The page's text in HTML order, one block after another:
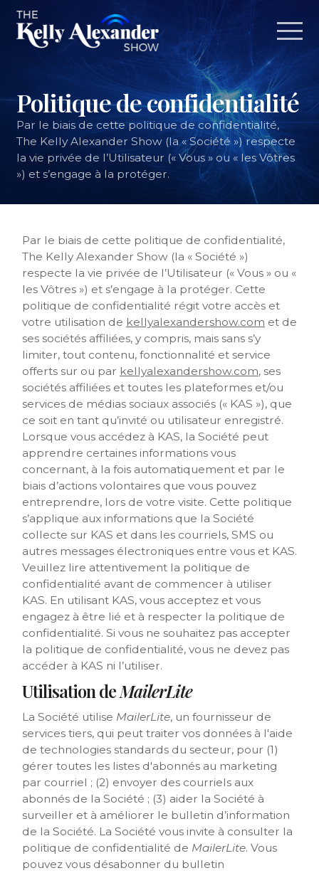
Politique de confidentialité
Par le biais de cette politique de confidentialité,
The Kelly Alexander Show (la « Société ») respecte
la vie privée de l’Utilisateur (« Vous » ou « les Vôtres
») et s’engage à la protéger.
Par le biais de cette politique de confidentialité,
The Kelly Alexander Show (la « Société »)
respecte la vie privée de l’Utilisateur (« Vous » ou «
les Vôtres ») et s’engage à la protéger. Cette
politique de confidentialité régit votre accès et
votre utilisation de kellyalexandershow.com et de
ses sociétés affiliées, y compris, mais sans s’y
limiter, tout contenu, fonctionnalité et service
offerts sur ou par kellyalexandershow.com, ses
sociétés affiliées et toutes les plateformes et/ou
services de médias sociaux associés (« KAS »), que
ce soit en tant qu’invité ou utilisateur enregistré.
Lorsque vous accédez à KAS, la Société peut
apprendre certaines informations vous
concernant, à la fois automatiquement et par le
biais d’actions volontaires que vous pouvez
entreprendre, lors de votre visite. Cette politique
s’applique aux informations que la Société
collecte sur KAS et dans les courriels, SMS ou
autres messages électroniques entre vous et KAS.
Veuillez lire attentivement la politique de
confidentialité avant de commencer à utiliser
KAS. En utilisant KAS, vous acceptez et vous
engagez à être lié et à respecter la politique de
confidentialité. Si vous ne souhaitez pas accepter
la politique de confidentialité, vous ne devez pas
accéder à KAS ni l’utiliser.
Utilisation deMailerLite
La Société utilise MailerLite, un fournisseur de
services tiers, qui peut traiter vos données à l'aide
de technologies standards du secteur, pour (1)
gérer toutes les listes d'abonnés au marketing
par courriel ; (2) envoyer des courriels aux
abonnés de la Société ; (3) aider la Société à
surveiller et à améliorer le bulletin d’information
de la Société. La Société vous invite à consulter la
politique de confidentialité de MailerLite. Vous
pouvez vous désabonner du bulletin